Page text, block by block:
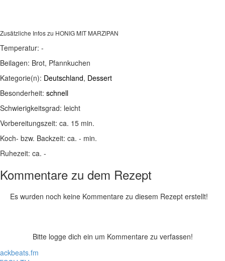
Zusätzliche Infos zu HONIG MIT MARZIPAN
Temperatur: -
Beilagen: Brot, Pfannkuchen
Kategorie(n): Deutschland, Dessert
Besonderheit: schnell
Schwierigkeitsgrad: leicht
Vorbereitungszeit: ca. 15 min.
Koch- bzw. Backzeit: ca. - min.
Ruhezeit: ca. -
Kommentare zu dem Rezept
Es wurden noch keine Kommentare zu diesem Rezept erstellt!
Bitte logge dich ein um Kommentare zu verfassen!